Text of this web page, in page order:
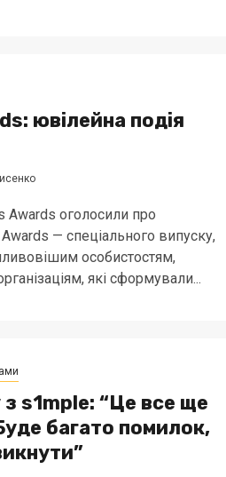
ювілейна подія
Awards оголосили про
— спеціального випуску,
особистостям,
які сформували...
s1mple: “Це все ще
багато помилок,